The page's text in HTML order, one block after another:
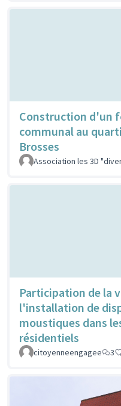
Construction d'un
communal au
Brosses
Association les 3D
Participation de la
l'installation de
moustiques dans
résidentiels
citoyenneengagee 3